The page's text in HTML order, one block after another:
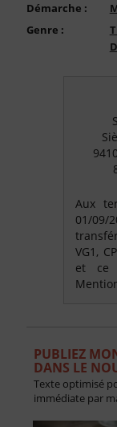
Démarche :
Genre :
Aux
01/
VG1,
et ce
PUBLIEZ
DANS LE
Texte optimisé
immédiate par